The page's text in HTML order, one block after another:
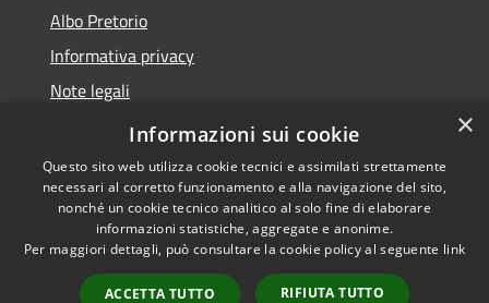
Albo Pretorio
Informativa privacy
Note legali
Dichiarazione di accessibilità
Accessibilità
Copyright © 2026 • Comune di
Perarolo di Cadore • Powered
byMunicipium
Accesso
×
Informazioni sui cookie
Questo sito web utilizza cookie tecnici e assimilati strettamente
necessari al corretto funzionamento e alla navigazione del sito,
nonché un cookie tecnico analitico al solo fine di elaborare
informazioni statistiche, aggregate e anonime.
Per maggiori dettagli, può consultare la cookie policy al seguente link
ACCETTA TUTTO RIFIUTA TUTTO